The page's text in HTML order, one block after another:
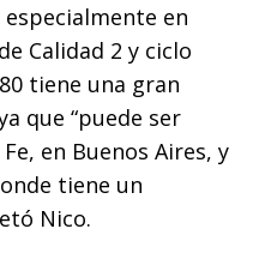
en
Calidad 2 y ciclo
tiene una gran
que “puede ser
en Buenos Aires, y
tiene un
Nico.